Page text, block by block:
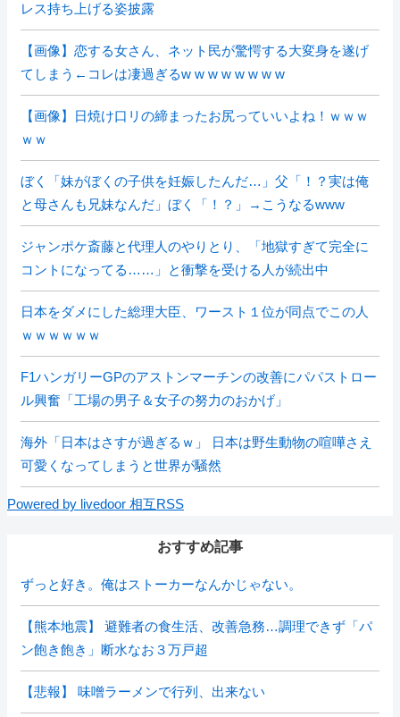
レス持ち上げる姿披露
【画像】恋する女さん、ネット民が驚愕する大変身を遂げ
てしまう←コレは凄過ぎるw w w w w w w w
【画像】日焼け口リの締まったお尻っていいよね！ｗｗｗ
ｗｗ
ぼく「妹がぼくの子供を妊娠したんだ…」父「！？実は俺
と母さんも兄妹なんだ」ぼく「！？」→こうなるwww
ジャンポケ斎藤と代理人のやりとり、「地獄すぎて完全に
コントになってる……」と衝撃を受ける人が続出中
日本をダメにした総理大臣、ワースト１位が同点でこの人
ｗｗｗｗｗｗ
F1ハンガリーGPのアストンマーチンの改善にパパストロー
ル興奮「工場の男子＆女子の努力のおかげ」
海外「日本はさすが過ぎるｗ」 日本は野生動物の喧嘩さえ
可愛くなってしまうと世界が騒然
Powered by livedoor 相互RSS
おすすめ記事
ずっと好き。俺はストーカーなんかじゃない。
【熊本地震】 避難者の食生活、改善急務…調理できず「パ
ン飽き飽き」断水なお３万戸超
【悲報】 味噌ラーメンで行列、出来ない